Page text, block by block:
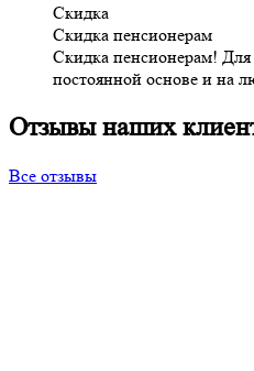
Скидка
Скидка пенсионерам
Скидка пенсионерам! Для
постоянной основе и на
Отзывы наших
Все отзывы